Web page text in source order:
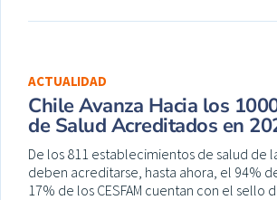
ACTUALIDAD
Chile Avanza Hacia los
de Salud Acreditados en
De los 811 establecimientos de salud de
deben acreditarse, hasta ahora, el 94%
17% de los CESFAM cuentan con el sello